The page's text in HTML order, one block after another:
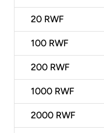
20 RWF
100 RWF
200 RWF
1000 RWF
2000 RWF